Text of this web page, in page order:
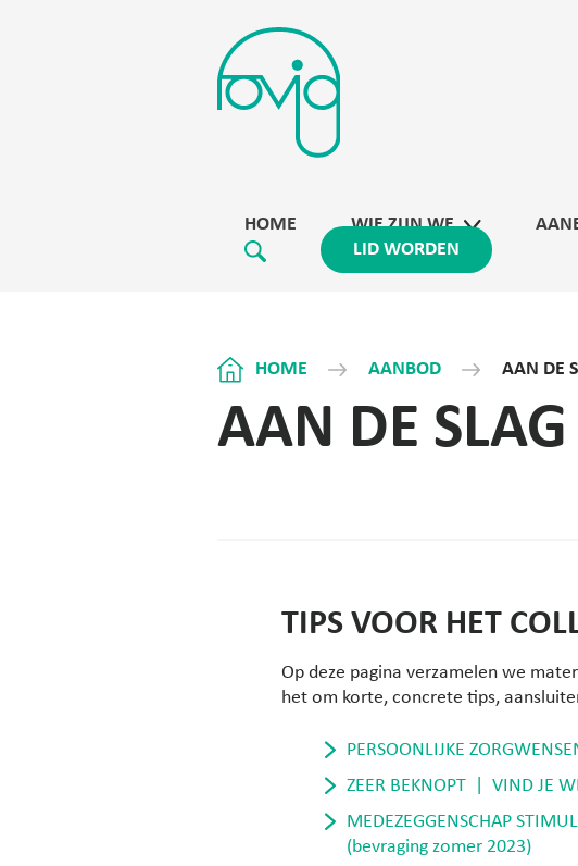
HOME WIE ZIJN WE
LID WORDEN
HOME AANBOD AAN DE
AAN DE SLAG
TIPS VOOR HET
Op deze pagina verzamelen we
het om korte, concrete tips,
PERSOONLIJKE
ZEER BEKNOPT | VIND JE
MEDEZEGGENSCHAP
(bevraging zomer 2023)